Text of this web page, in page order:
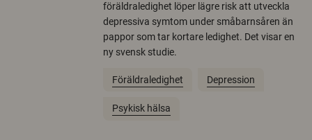
föräldraledighet löper lägre risk att utveckla
depressiva symtom under småbarnsåren än
pappor som tar kortare ledighet. Det visar en
ny svensk studie.
Föräldraledighet Depression
Psykisk hälsa